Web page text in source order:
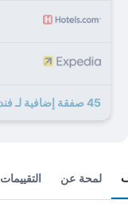
45 صفقة إضافية لـ فندق إنتربرايز ديزاين وبوتيك
لمحة عن التقييمات